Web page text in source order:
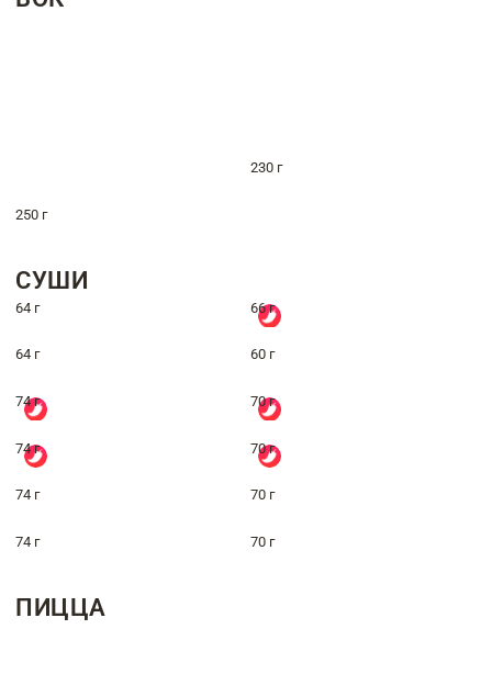
230 г
250 г
СУШИ
64 г 66 г
64 г 60 г
74 г 70 г
74 г 70 г
74 г 70 г
74 г 70 г
ПИЦЦА